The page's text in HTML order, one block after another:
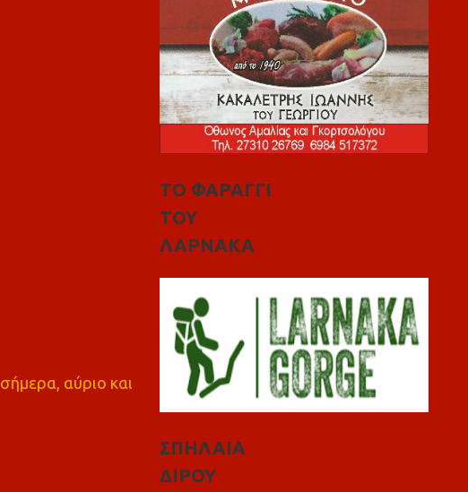
αύριο και
ΤΟ ΦΑΡΑΓΓΙ
ΤΟΥ
ΛΑΡΝΑΚΑ
ΣΠΗΛΑΙΑ
ΔΙΡΟΥ